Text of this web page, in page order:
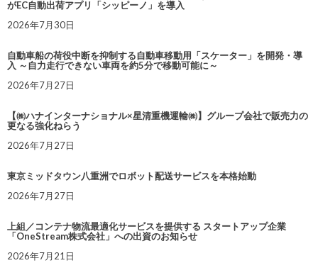
がEC自動出荷アプリ「シッピーノ」を導入
2026年7月30日
自動車船の荷役中断を抑制する自動車移動用「スケーター」を開発・導
入 ～自力走行できない車両を約5分で移動可能に～
2026年7月27日
【㈱ハナインターナショナル×星清重機運輸㈱】グループ会社で販売力の
更なる強化ねらう
2026年7月27日
東京ミッドタウン八重洲でロボット配送サービスを本格始動
2026年7月27日
上組／コンテナ物流最適化サービスを提供する スタートアップ企業
「OneStream株式会社」への出資のお知らせ
2026年7月21日